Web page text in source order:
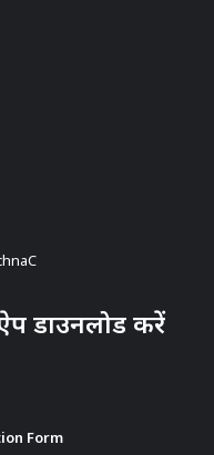
डाउनलोड करें
Form